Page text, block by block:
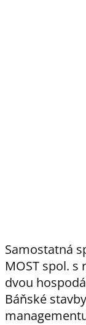
Samostatná
MOST spol. s
dvou
Báňské